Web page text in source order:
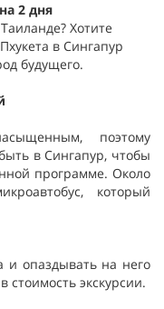
2 дня
Хотите
в Сингапур
будущего.
поэтому
в Сингапур, чтобы
программе. Около
который
и опаздывать на него
стоимость экскурсии.